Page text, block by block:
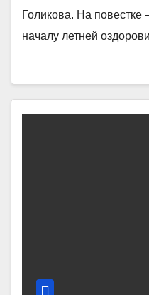
Голикова. На повестке
началу летней